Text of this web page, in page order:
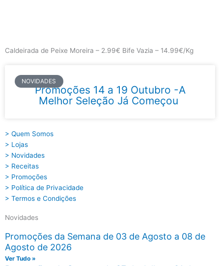
Caldeirada de Peixe Moreira – 2.99€ Bife Vazia – 14.99€/Kg
NOVIDADES
Promoções 14 a 19 Outubro -A
Melhor Seleção Já Começou
> Quem Somos
> Lojas
> Novidades
> Receitas
> Promoções
> Política de Privacidade
> Termos e Condições
Novidades
Promoções da Semana de 03 de Agosto a 08 de
Agosto de 2026
Ver Tudo »